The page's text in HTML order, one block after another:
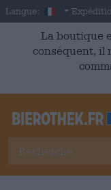
Skip to main content
Langue: French
La boutique
conséquent, il